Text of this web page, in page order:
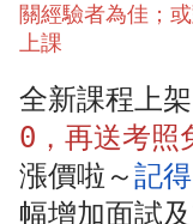
關經驗者為佳；
上課
全新課程上架
0，再送考照
漲價啦～記
幅增加面試